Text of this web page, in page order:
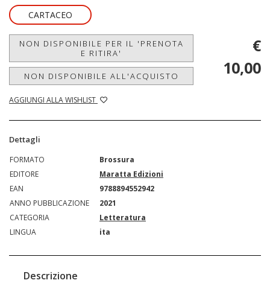
CARTACEO
NON DISPONIBILE PER IL 'PRENOTA
E RITIRA'
NON DISPONIBILE ALL'ACQUISTO
AGGIUNGI ALLA WISHLIST
€
10,00
Dettagli
FORMATO
Brossura
EDITORE
Maratta Edizioni
EAN
9788894552942
ANNO PUBBLICAZIONE
2021
CATEGORIA
Letteratura
LINGUA
ita
Descrizione